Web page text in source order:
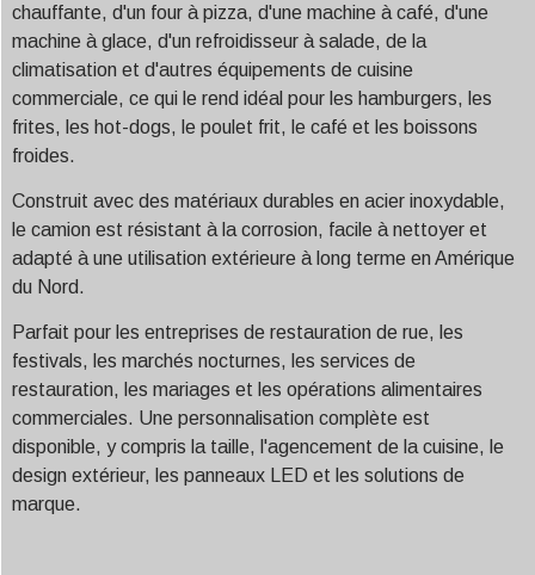
chauffante, d'un four à pizza, d'une machine à café, d'une
machine à glace, d'un refroidisseur à salade, de la
climatisation et d'autres équipements de cuisine
commerciale, ce qui le rend idéal pour les hamburgers, les
frites, les hot-dogs, le poulet frit, le café et les boissons
froides.
Construit avec des matériaux durables en acier inoxydable,
le camion est résistant à la corrosion, facile à nettoyer et
adapté à une utilisation extérieure à long terme en Amérique
du Nord.
Parfait pour les entreprises de restauration de rue, les
festivals, les marchés nocturnes, les services de
restauration, les mariages et les opérations alimentaires
commerciales. Une personnalisation complète est
disponible, y compris la taille, l'agencement de la cuisine, le
design extérieur, les panneaux LED et les solutions de
marque.